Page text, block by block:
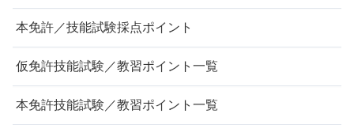
本免許／技能試験採点ポイント
仮免許技能試験／教習ポイント一覧
本免許技能試験／教習ポイント一覧